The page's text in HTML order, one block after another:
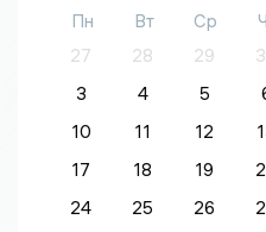
Пн Вт Ср
27
28 29
3
4 5
10
11 12
17
18 19
24
25 26